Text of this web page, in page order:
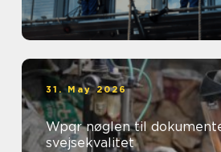
31. May 2026
Wpqr nøglen til dokumenteret og sikker
svejsekvalitet